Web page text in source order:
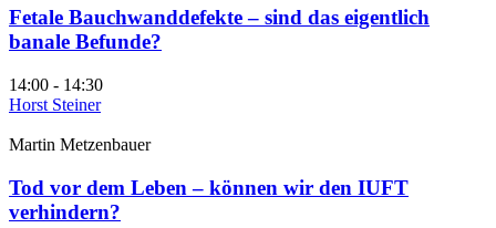
Fetale Bauchwanddefekte – sind das eigentlich
banale Befunde?
14:00 - 14:30
Horst Steiner
Martin Metzenbauer
Tod vor dem Leben – können wir den IUFT
verhindern?